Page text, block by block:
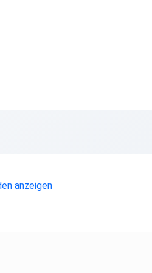
anzeigen